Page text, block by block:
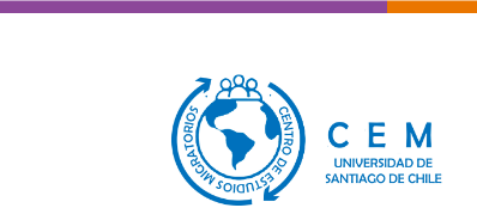
logo-cem-final.jpg